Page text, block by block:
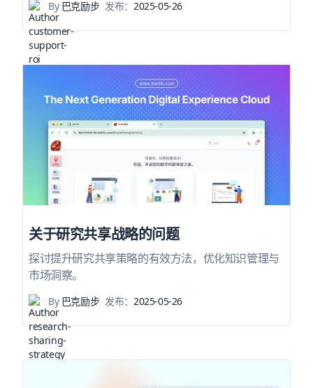
By巴克励步 发布：2025-05-26
关于研究共享战略的问题
探讨提升研究共享策略的有效方法，优化知识管理与
市场洞察。
By巴克励步 发布：2025-05-26